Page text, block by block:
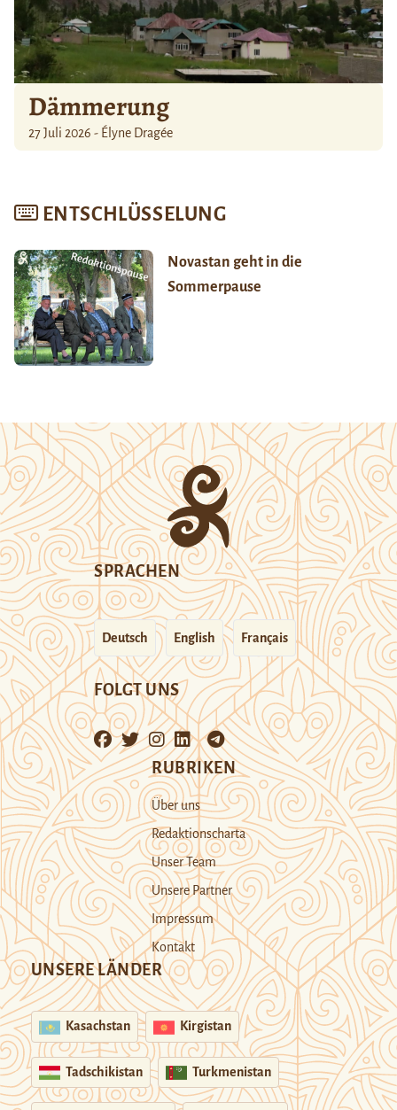
Dämmerung
27 Juli 2026 - Élyne Dragée
ENTSCHLÜSSELUNG
Novastan geht in die
Sommerpause
SPRACHEN
Deutsch English Français
FOLGT UNS
RUBRIKEN
Über uns
Redaktionscharta
Unser Team
Unsere Partner
Impressum
Kontakt
UNSERE LÄNDER
Kasachstan Kirgistan
Tadschikistan Turkmenistan